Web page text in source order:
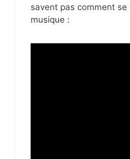
savent pas comment se
musique :